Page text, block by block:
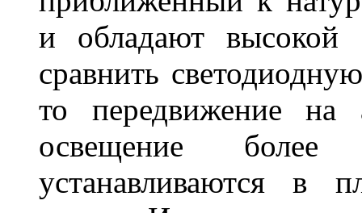
и обладают высокой
сравнить
то передвижение
освещение
устанавливаются в